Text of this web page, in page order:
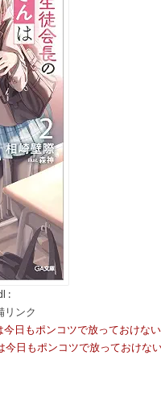
:
リンク
日もポンコツで放っておけな
日もポンコツで放っておけな